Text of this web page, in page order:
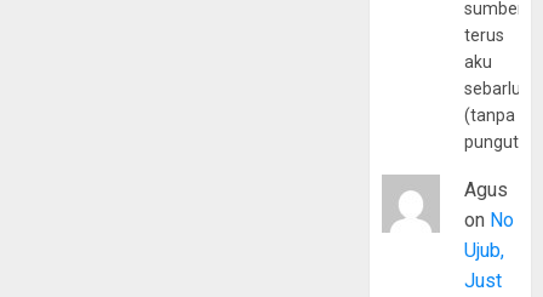
sumber
terus
aku
(tanpa
Agus
on No
Ujub,
Just